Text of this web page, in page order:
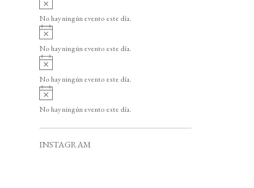
o
v
i
o
No hay ningún evento este día.
v
i
o
No hay ningún evento este día.
A
v
i
o
No hay ningún evento este día.
A
v
i
No hay ningún evento este día.
INSTAGRAM